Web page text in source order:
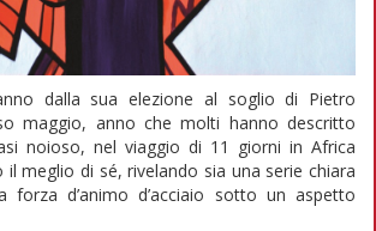
dalla sua elezione al soglio di Pietro
maggio, anno che molti hanno descritto
noioso, nel viaggio di 11 giorni in Africa
il meglio di sé, rivelando sia una serie chiara
forza d’animo d’acciaio sotto un aspetto